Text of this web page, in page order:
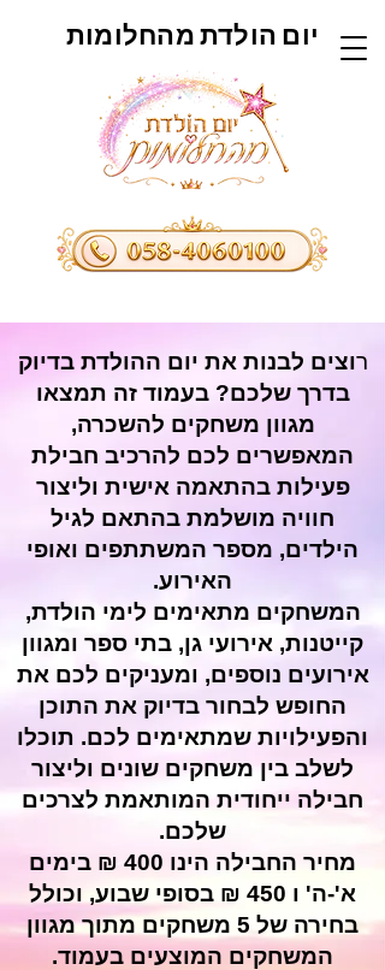
יום הולדת מהחלומות
רוצים לבנות את יום ההולדת בדיוק
בדרך שלכם? בעמוד זה תמצאו
מגוון משחקים להשכרה,
המאפשרים לכם להרכיב חבילת
פעילות בהתאמה אישית וליצור
חוויה מושלמת בהתאם לגיל
הילדים, מספר המשתתפים ואופי
האירוע.
המשחקים מתאימים לימי הולדת,
קייטנות, אירועי גן, בתי ספר ומגוון
אירועים נוספים, ומעניקים לכם את
החופש לבחור בדיוק את התוכן
והפעילויות שמתאימים לכם. תוכלו
לשלב בין משחקים שונים וליצור
חבילה ייחודית המותאמת לצרכים
שלכם.
מחיר החבילה הינו 400 ₪ בימים
א'-ה' ו 450 ₪ בסופי שבוע, וכולל
בחירה של 5 משחקים מתוך מגוון
המשחקים המוצעים בעמוד.